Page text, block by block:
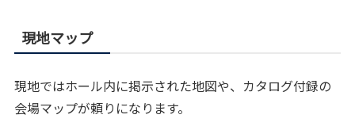
現地マップ
現地ではホール内に掲示された地図や、カタログ付録の
会場マップが頼りになります。